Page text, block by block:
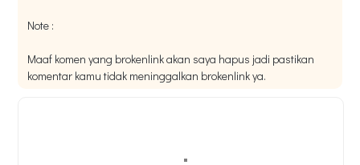
Note :
Maaf komen yang brokenlink akan saya hapus jadi pastikan
komentar kamu tidak meninggalkan brokenlink ya.